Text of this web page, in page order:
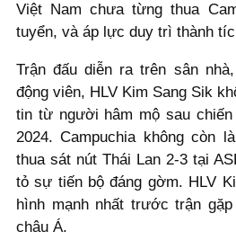
Việt Nam chưa từng thua
tuyển, và áp lực duy trì thành
Trận đấu diễn ra trên sân
động viên, HLV Kim Sang Sik
tin từ người hâm mộ sau chiến
2024. Campuchia không còn
thua sát nút Thái Lan 2-3 tại
tỏ sự tiến bộ đáng gờm. HLV
hình mạnh nhất trước trận
châu Á.